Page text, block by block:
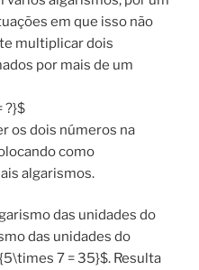
em que isso não
multiplicar dois
por mais de um
?}$
os dois números na
como
algarismos.
das unidades do
das unidades do
7 = 35}$. Resulta